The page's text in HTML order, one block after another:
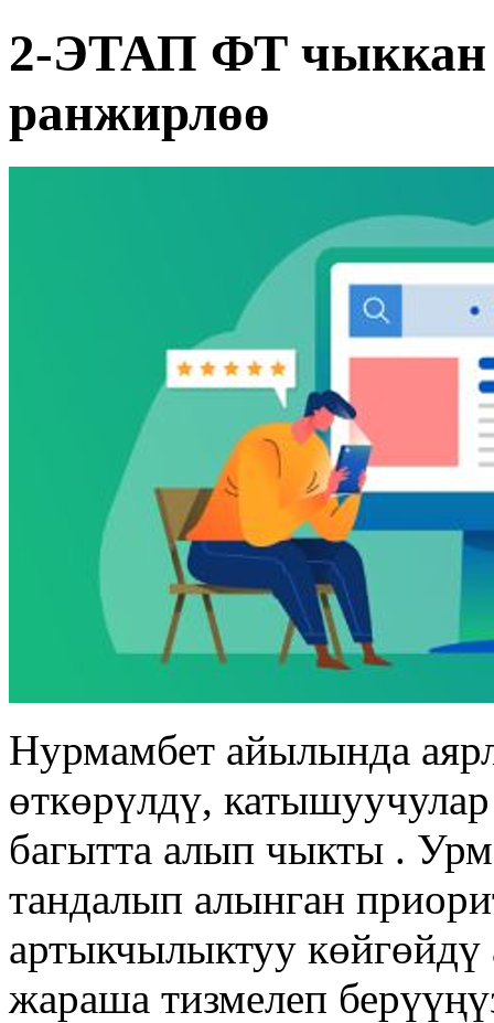
2-ЭТАП ФТ чыккан
ранжирлөө
Нурмамбет айылында
өткөрүлдү,
багытта алып чыкты .
тандалып алынган
артыкчылыктуу көйгөйдү
жараша тизмелеп